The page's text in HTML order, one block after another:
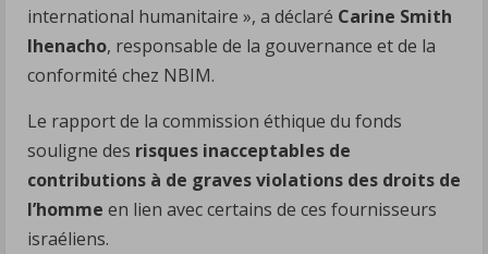
international humanitaire », a déclaré Carine Smith
Ihenacho, responsable de la gouvernance et de la
conformité chez NBIM.
Le rapport de la commission éthique du fonds
souligne des risques inacceptables de
contributions à de graves violations des droits de
l’homme en lien avec certains de ces fournisseurs
israéliens.